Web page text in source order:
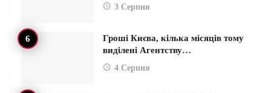
3 Серпня
Гроші Києва, кілька місяців тому
виділені Агентству…
4 Серпня